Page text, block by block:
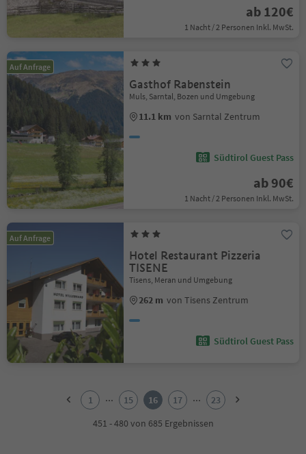
ab 120€
1 Nacht / 2 Personen Inkl. MwSt.
Auf Anfrage
Gasthof Rabenstein
Muls, Sarntal, Bozen und Umgebung
11.1 km von Sarntal Zentrum
Südtirol Guest Pass
ab 90€
1 Nacht / 2 Personen Inkl. MwSt.
Auf Anfrage
Hotel Restaurant Pizzeria
TISENE
Tisens, Meran und Umgebung
262 m von Tisens Zentrum
Südtirol Guest Pass
1 ... 15 16 17 ...
23
451 - 480 von 685 Ergebnissen